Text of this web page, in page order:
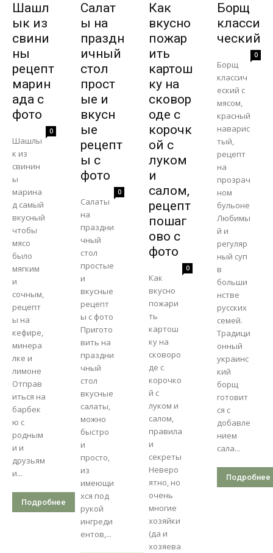
Шашл
ык из
свини
ны
рецепт
марин
ада с
фото
0
Шашлы
к из
свинин
ы
марина
д самый
вкусный
чтобы
мясо
было
мягким
и
сочным,
рецепт
ы на
кефире,
минера
лке и
лимоне
Отправ
иться на
барбек
ю с
родным
и и
друзьям
и...
Подробнее
Салат
ы на
праздн
ичный
стол
прост
ые и
вкусн
ые
рецепт
ы с
фото
0
Салаты
на
праздни
чный
стол
простые
и
вкусные
рецепт
ы с фото
Пригото
вить на
праздни
чный
стол
вкусные
салаты,
можно
быстро
и
просто,
из
имеющи
хся под
рукой
ингреди
ентов,...
Как
вкусно
пожар
ить
картош
ку на
сковор
оде с
корочк
ой с
луком
и
салом,
рецепт
пошаг
ово с
фото
0
Как
вкусно
пожари
ть
картош
ку на
сковоро
де с
корочко
й с
луком и
салом,
правила
и
секреты
Неверо
ятно, но
очень
многие
хозяйки
(да и
хозяева
Борщ
класси
ческий
0
Борщ
классич
еский с
мясом,
красный
наварис
тый,
рецепт
на
прозрач
ном
бульоне
Любимы
й и
регуляр
ный суп
в
больши
нстве
русских
семей.
Традици
онный
украинс
кий
борщ
готовит
ся с
добавле
нием
сала...
Подробнее